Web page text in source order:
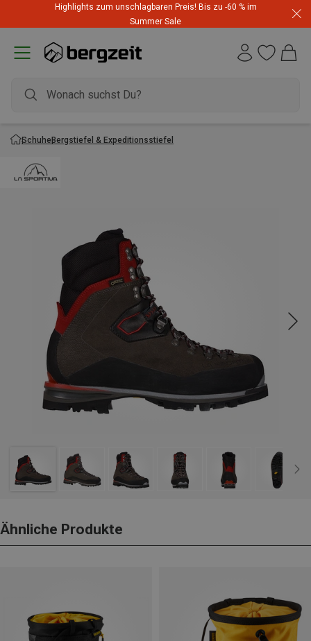
Highlights zum unschlagbaren Preis! Bis zu -60 % im
Summer Sale
SchuheBergstiefel & Expeditionsstiefel
Ähnliche Produkte